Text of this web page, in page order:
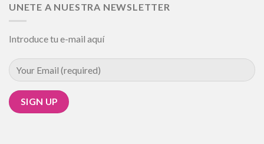
UNETE A NUESTRA NEWSLETTER
Introduce tu e-mail aquí